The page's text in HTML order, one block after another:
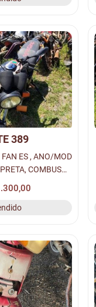
389
ES , ANO/MOD
COMBUS
N/I - N/I,
CHASSI N/I, Nº
PÁTIO MACEIÓ...